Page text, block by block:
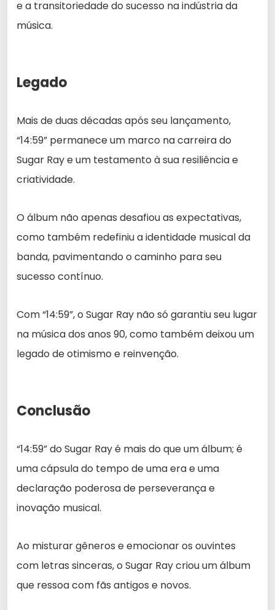
e a transitoriedade do sucesso na indústria da
música.
Legado
Mais de duas décadas após seu lançamento,
“14:59” permanece um marco na carreira do
Sugar Ray e um testamento à sua resiliência e
criatividade.
O álbum não apenas desafiou as expectativas,
como também redefiniu a identidade musical da
banda, pavimentando o caminho para seu
sucesso contínuo.
Com “14:59”, o Sugar Ray não só garantiu seu lugar
na música dos anos 90, como também deixou um
legado de otimismo e reinvenção.
Conclusão
“14:59” do Sugar Ray é mais do que um álbum; é
uma cápsula do tempo de uma era e uma
declaração poderosa de perseverança e
inovação musical.
Ao misturar gêneros e emocionar os ouvintes
com letras sinceras, o Sugar Ray criou um álbum
que ressoa com fãs antigos e novos.